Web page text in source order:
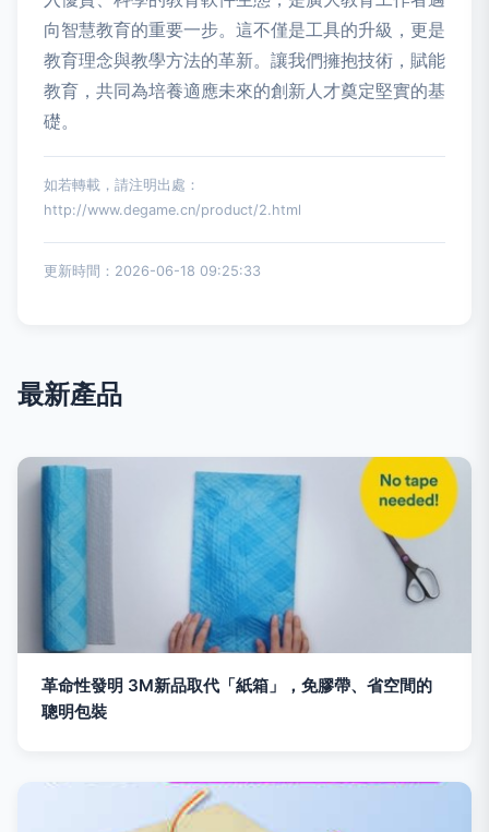
向智慧教育的重要一步。這不僅是工具的升級，更是
教育理念與教學方法的革新。讓我們擁抱技術，賦能
教育，共同為培養適應未來的創新人才奠定堅實的基
礎。
如若轉載，請注明出處：
http://www.degame.cn/product/2.html
更新時間：2026-06-18 09:25:33
最新產品
革命性發明 3M新品取代「紙箱」，免膠帶、省空間的
聰明包裝